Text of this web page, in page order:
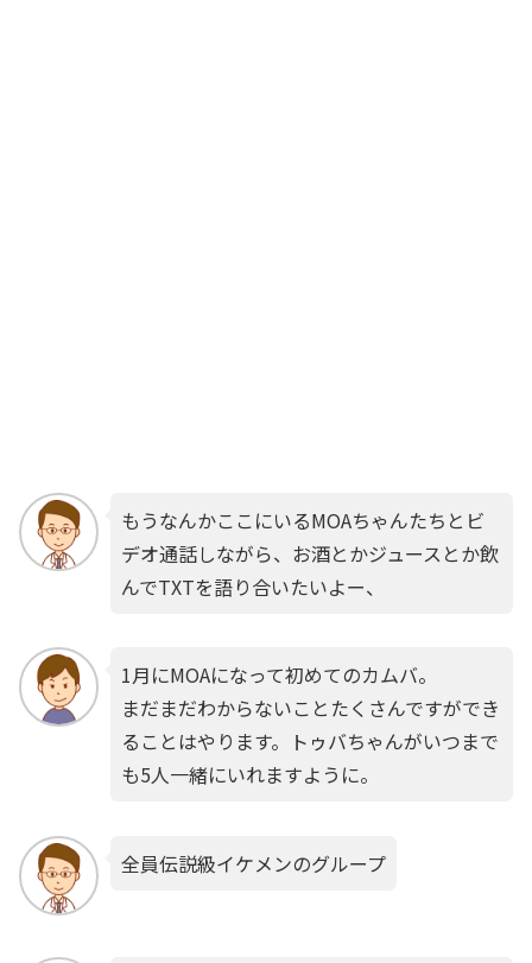
もうなんかここにいるMOAちゃんたちとビ
デオ通話しながら、お酒とかジュースとか飲
んでTXTを語り合いたいよー、
1月にMOAになって初めてのカムバ。
まだまだわからないことたくさんですができ
ることはやります。トゥバちゃんがいつまで
も5人一緒にいれますように。
全員伝説級イケメンのグループ